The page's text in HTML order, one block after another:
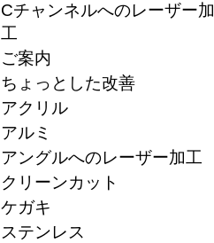
Cチャンネルへのレーザー加
工
ご案内
ちょっとした改善
アクリル
アルミ
アングルへのレーザー加工
クリーンカット
ケガキ
ステンレス